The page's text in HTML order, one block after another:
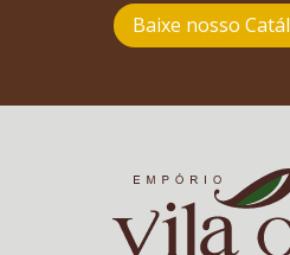
Baixe nosso